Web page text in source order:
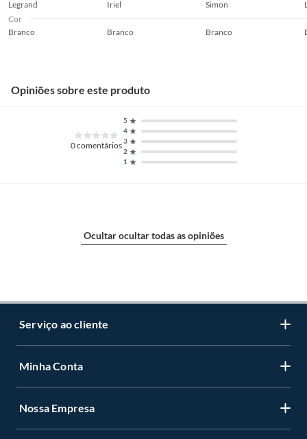
Legrand
Iriel Simon
Cor
Branco
Branco Branco
Opiniões sobre este produto
0comentários
1
2
3
4
5
Ocultar ocultar todas as opiniões
Serviço ao cliente
Centro de ajuda
Minha Conta
Cadastre-se
Nossa Empresa